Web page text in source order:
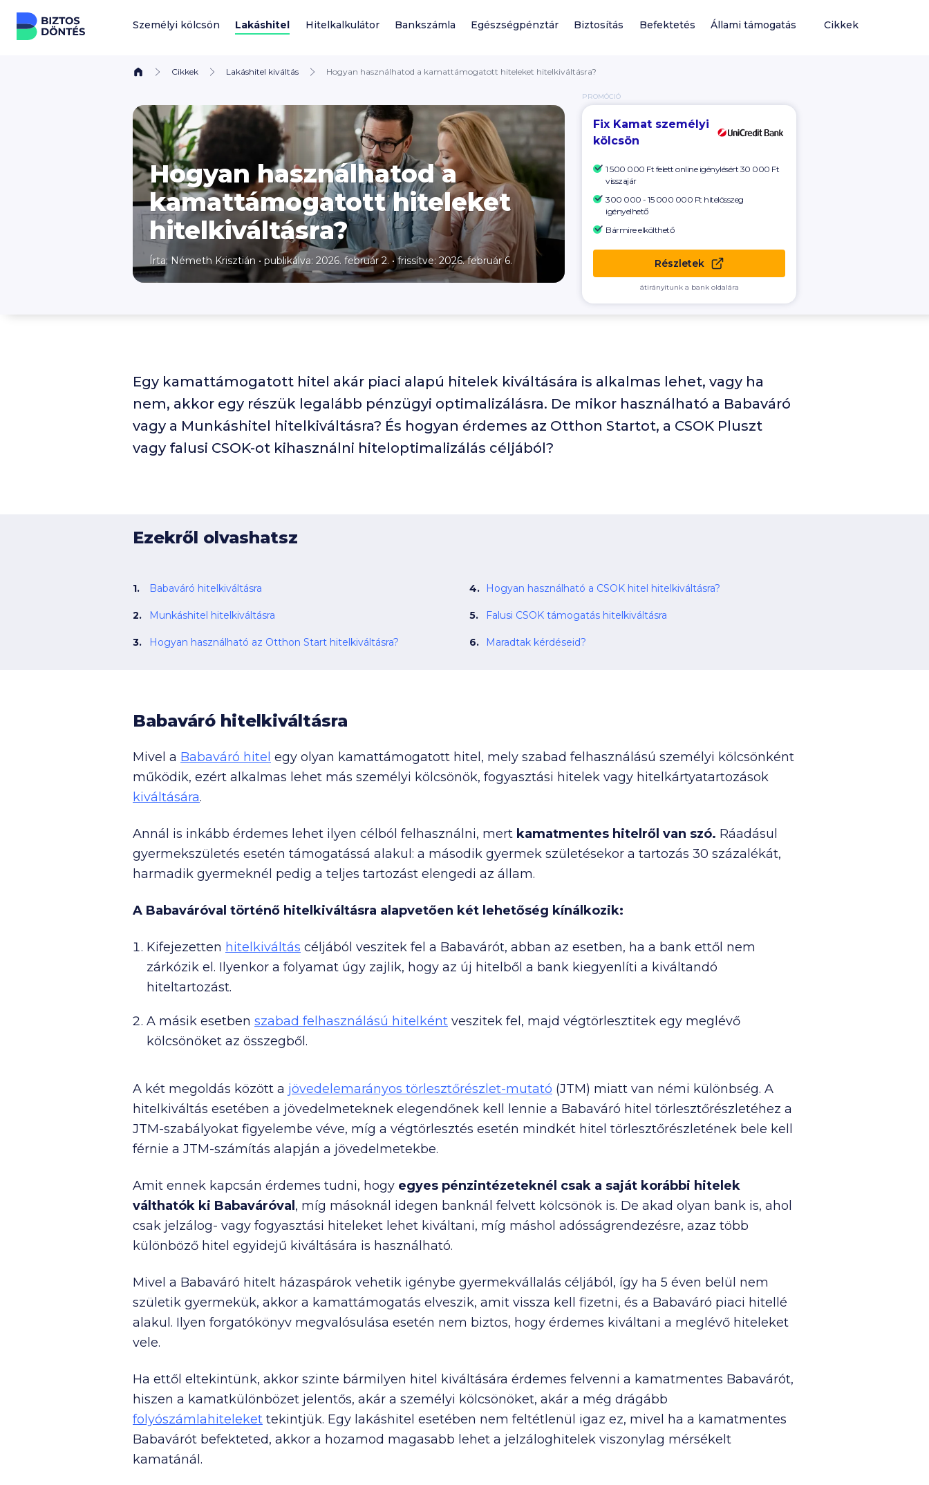
Ugrás a tartalomhoz
Személyi kölcsön Lakáshitel Hitelkalkulátor Bankszámla Egészségpénztár Biztosítás Befektetés Állami támogatás Cikkek
Cikkek Lakáshitel kiváltás Hogyan használhatod a kamattámogatott hiteleket hitelkiváltásra?
Hogyan használhatod a
kamattámogatott hiteleket
hitelkiváltásra?
Írta: Németh Krisztián •publikálva: 2026. február 2. •frissítve: 2026. február 6.
PROMÓCIÓ
Fix Kamat személyi
kölcsön
1 500 000 Ft felett online igénylésért 30 000 Ft
visszajár
300 000 - 15 000 000 Ft hitelösszeg
igényelhető
Bármire elkölthető
Részletek
átirányítunk a bank oldalára
Egy kamattámogatott hitel akár piaci alapú hitelek kiváltására is alkalmas lehet, vagy ha
nem, akkor egy részük legalább pénzügyi optimalizálásra. De mikor használható a Babaváró
vagy a Munkáshitel hitelkiváltásra? És hogyan érdemes az Otthon Startot, a CSOK Pluszt
vagy falusi CSOK-ot kihasználni hiteloptimalizálás céljából?
Ezekről olvashatsz
Babaváró hitelkiváltásra
Munkáshitel hitelkiváltásra
Hogyan használható az Otthon Start hitelkiváltásra?
Hogyan használható a CSOK hitel hitelkiváltásra?
Falusi CSOK támogatás hitelkiváltásra
Maradtak kérdéseid?
Babaváró hitelkiváltásra
Mivel a Babaváró hitel egy olyan kamattámogatott hitel, mely szabad felhasználású személyi kölcsönként
működik, ezért alkalmas lehet más személyi kölcsönök, fogyasztási hitelek vagy hitelkártyatartozások
kiváltására.
Annál is inkább érdemes lehet ilyen célból felhasználni, mert kamatmentes hitelről van szó. Ráadásul
gyermekszületés esetén támogatássá alakul: a második gyermek születésekor a tartozás 30 százalékát,
harmadik gyermeknél pedig a teljes tartozást elengedi az állam.
A Babaváróval történő hitelkiváltásra alapvetően két lehetőség kínálkozik:
Kifejezetten hitelkiváltás céljából veszitek fel a Babavárót, abban az esetben, ha a bank ettől nem
zárkózik el. Ilyenkor a folyamat úgy zajlik, hogy az új hitelből a bank kiegyenlíti a kiváltandó
hiteltartozást.
A másik esetben szabad felhasználású hitelként veszitek fel, majd végtörlesztitek egy meglévő
kölcsönöket az összegből.
A két megoldás között a jövedelemarányos törlesztőrészlet-mutató (JTM) miatt van némi különbség. A
hitelkiváltás esetében a jövedelmeteknek elegendőnek kell lennie a Babaváró hitel törlesztőrészletéhez a
JTM-szabályokat figyelembe véve, míg a végtörlesztés esetén mindkét hitel törlesztőrészletének bele kell
férnie a JTM-számítás alapján a jövedelmetekbe.
Amit ennek kapcsán érdemes tudni, hogy egyes pénzintézeteknél csak a saját korábbi hitelek
válthatók ki Babaváróval , míg másoknál idegen banknál felvett kölcsönök is. De akad olyan bank is, ahol
csak jelzálog- vagy fogyasztási hiteleket lehet kiváltani, míg máshol adósságrendezésre, azaz több
különböző hitel egyidejű kiváltására is használható.
Mivel a Babaváró hitelt házaspárok vehetik igénybe gyermekvállalás céljából, így ha 5 éven belül nem
születik gyermekük, akkor a kamattámogatás elveszik, amit vissza kell fizetni, és a Babaváró piaci hitellé
alakul. Ilyen forgatókönyv megvalósulása esetén nem biztos, hogy érdemes kiváltani a meglévő hiteleket
vele.
Ha ettől eltekintünk, akkor szinte bármilyen hitel kiváltására érdemes felvenni a kamatmentes Babavárót,
hiszen a kamatkülönbözet jelentős, akár a személyi kölcsönöket, akár a még drágább
folyószámlahiteleket tekintjük. Egy lakáshitel esetében nem feltétlenül igaz ez, mivel ha a kamatmentes
Babavárót befekteted, akkor a hozamod magasabb lehet a jelzáloghitelek viszonylag mérsékelt
kamatánál.